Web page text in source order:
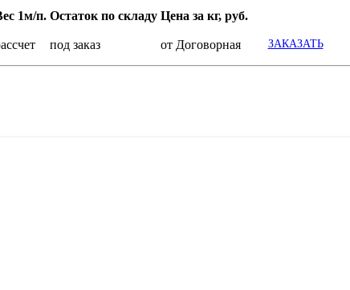
1м/п. Остаток по складу Цена за кг, руб.
под заказ от Договорная ЗАКАЗАТЬ